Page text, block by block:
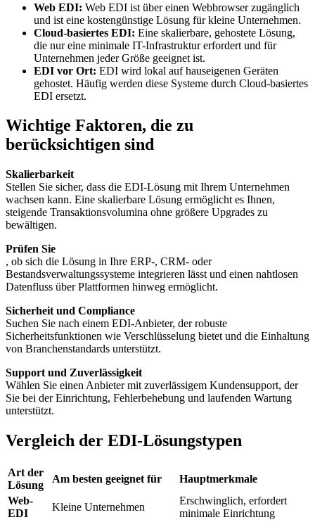
Web EDI: Web EDI ist über einen Webbrowser zugänglich
und ist eine kostengünstige Lösung für kleine Unternehmen.
Cloud-basiertes EDI: Eine skalierbare, gehostete Lösung,
die nur eine minimale IT-Infrastruktur erfordert und für
Unternehmen jeder Größe geeignet ist.
EDI vor Ort: EDI wird lokal auf hauseigenen Geräten
gehostet. Häufig werden diese Systeme durch Cloud-basiertes
EDI ersetzt.
Wichtige Faktoren, die zu
berücksichtigen sind
Skalierbarkeit
Stellen Sie sicher, dass die EDI-Lösung mit Ihrem Unternehmen
wachsen kann. Eine skalierbare Lösung ermöglicht es Ihnen,
steigende Transaktionsvolumina ohne größere Upgrades zu
bewältigen.
Prüfen Sie
, ob sich die Lösung in Ihre ERP-, CRM- oder
Bestandsverwaltungssysteme integrieren lässt und einen nahtlosen
Datenfluss über Plattformen hinweg ermöglicht.
Sicherheit und Compliance
Suchen Sie nach einem EDI-Anbieter, der robuste
Sicherheitsfunktionen wie Verschlüsselung bietet und die Einhaltung
von Branchenstandards unterstützt.
Support und Zuverlässigkeit
Wählen Sie einen Anbieter mit zuverlässigem Kundensupport, der
Sie bei der Einrichtung, Fehlerbehebung und laufenden Wartung
unterstützt.
Vergleich der EDI-Lösungstypen
Art der
Lösung
Am besten geeignet für
Hauptmerkmale
Web-
EDI
Kleine Unternehmen
Erschwinglich, erfordert
minimale Einrichtung